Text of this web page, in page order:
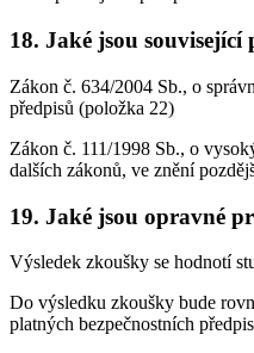
18. Jaké jsou související
Zákon č. 634/2004 Sb., o
předpisů (položka 22)
Zákon č. 111/1998 Sb., o
dalších zákonů, ve znění
19. Jaké jsou opravné
Výsledek zkoušky se hodnotí
Do výsledku zkoušky bude
platných bezpečnostních